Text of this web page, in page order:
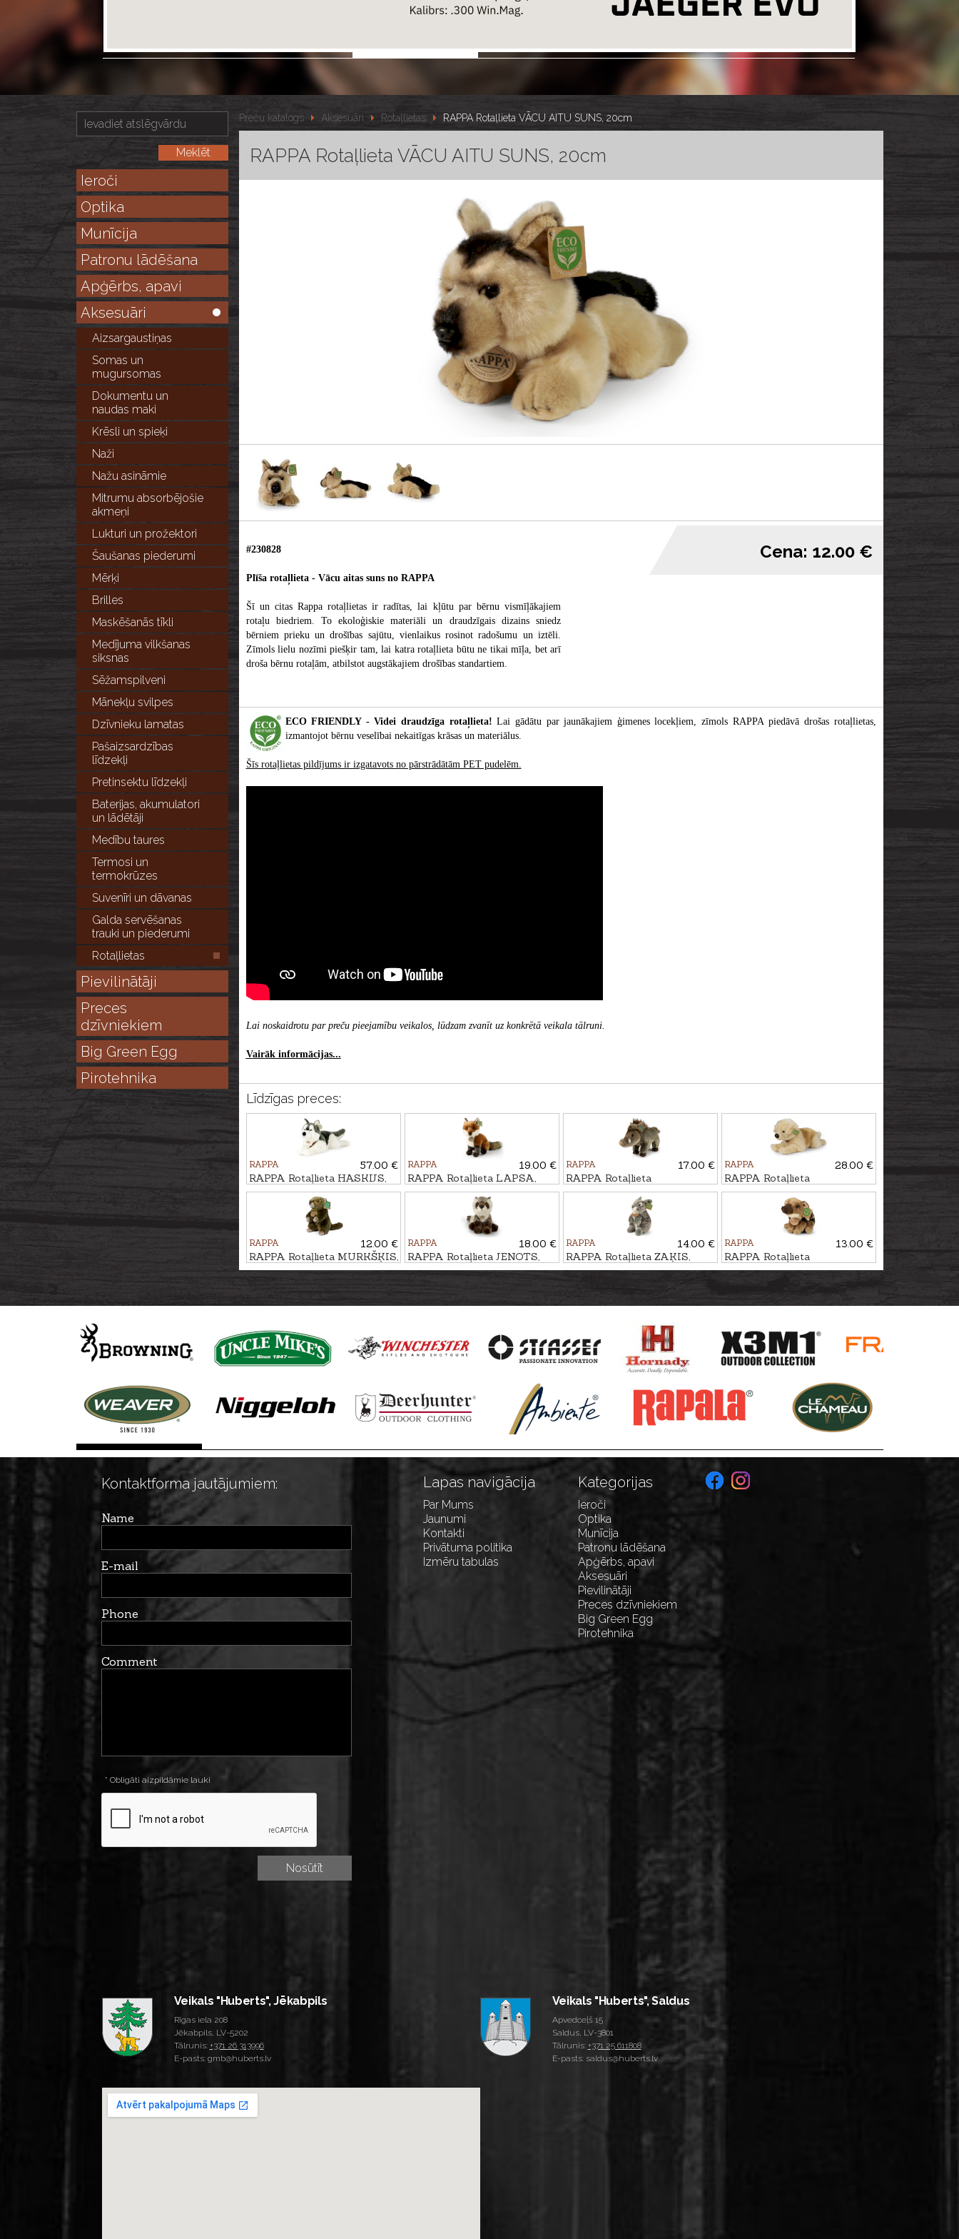
Ieroči
Optika
Munīcija
Patronu lādēšana
Apģērbs, apavi
Aksesuāri
Aizsargaustiņas
Somas un
mugursomas
Dokumentu un
naudas maki
Krēsli un spieķi
Naži
Nažu asināmie
Mitrumu absorbējošie
akmeņi
Lukturi un prožektori
Šaušanas piederumi
Mērķi
Brilles
Maskēšanās tīkli
Medījuma vilkšanas
siksnas
Sēžamspilveni
Mānekļu svilpes
Dzīvnieku lamatas
Pašaizsardzības
līdzekļi
Pretinsektu līdzekļi
Baterijas, akumulatori
un lādētāji
Medību taures
Termosi un
termokrūzes
Suvenīri un dāvanas
Galda servēšanas
trauki un piederumi
Rotaļlietas
Pievilinātāji
Preces
dzīvniekiem
Big Green Egg
Pirotehnika
Preču katalogs Aksesuāri Rotaļlietas RAPPA Rotaļlieta VĀCU AITU SUNS, 20cm
RAPPA Rotaļlieta VĀCU AITU SUNS, 20cm
#230828
Plīša rotaļlieta - Vācu aitas suns no RAPPA
Šī un citas Rappa rotaļlietas ir radītas, lai kļūtu par bērnu vismīļākajiem
rotaļu biedriem. To ekoloģiskie materiāli un draudzīgais dizains sniedz
bērniem prieku un drošības sajūtu, vienlaikus rosinot radošumu un iztēli.
Zīmols lielu nozīmi piešķir tam, lai katra rotaļlieta būtu ne tikai mīļa, bet arī
droša bērnu rotaļām, atbilstot augstākajiem drošības standartiem.
Cena: 12.00 €
ECO FRIENDLY - Videi draudzīga rotaļlieta!Lai gādātu par jaunākajiem ģimenes locekļiem, zīmols RAPPA piedāvā drošas rotaļlietas,
izmantojot bērnu veselībai nekaitīgas krāsas un materiālus.
Šīs rotaļlietas pildījums ir izgatavots no pārstrādātām PET pudelēm.
Lai noskaidrotu par preču pieejamību veikalos, lūdzam zvanīt uz konkrētā veikala tālruni.
Vairāk informācijas...
Līdzīgas preces:
RAPPA
57.00 €
RAPPA Rotaļlieta HASKIJS,
60cm
RAPPA
19.00 €
RAPPA Rotaļlieta LAPSA,
27cm
RAPPA
17.00 €
RAPPA Rotaļlieta
MEŽACŪKA, 30cm
RAPPA
28.00 €
RAPPA Rotaļlieta
ZELTAINAIS RETRĪVERS,
RAPPA
12.00 €
RAPPA Rotaļlieta MURKŠĶIS,
17cm
RAPPA
18.00 €
RAPPA Rotaļlieta JENOTS,
28cm
RAPPA
14.00 €
RAPPA Rotaļlieta ZAĶIS,
20cm
RAPPA
13.00 €
RAPPA Rotaļlieta
MEŽACŪKAS MAZULIS, 20
Kontaktforma jautājumiem:
Name
E-mail
Phone
Comment
* Obligāti aizpildāmie lauki
Lapas navigācija
Par Mums
Jaunumi
Kontakti
Privātuma politika
Izmēru tabulas
Kategorijas
Ieroči
Optika
Munīcija
Patronu lādēšana
Apģērbs, apavi
Aksesuāri
Pievilinātāji
Preces dzīvniekiem
Big Green Egg
Pirotehnika
Veikals "Huberts", Jēkabpils
Rīgas iela 208
Jēkabpils, LV-5202
Tālrunis: +371 26 313996
E-pasts: gmb@huberts.lv
Veikals "Huberts", Saldus
Apvedceļš 15
Saldus, LV-3801
Tālrunis: +371 25 611808
E-pasts: saldus@huberts.lv